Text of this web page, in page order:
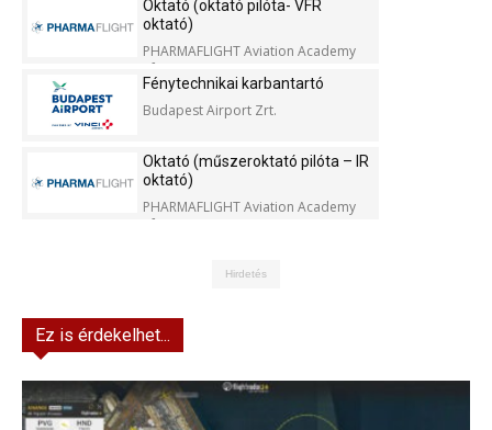
Oktató (oktató pilóta- VFR
oktató)
PHARMAFLIGHT Aviation Academy
Kft.
Fénytechnikai karbantartó
Budapest Airport Zrt.
Oktató (műszeroktató pilóta – IR
oktató)
PHARMAFLIGHT Aviation Academy
Kft.
Hirdetés
Ez is érdekelhet...